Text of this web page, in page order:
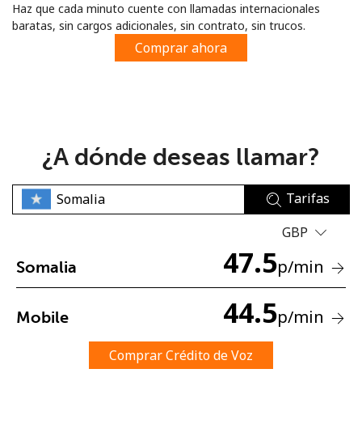
No se ha creado una contraseña
Mínimo 8 caracteres
Un caracter especial
Haz que cada minuto cuente con llamadas internacionales
baratas, sin cargos adicionales, sin contrato, sin trucos.
Comprar ahora
¿A dónde deseas llamar?
Tarifas
GBP
Somalia 47.5p/min
Mobile 44.5p/min
Comprar Crédito de Voz